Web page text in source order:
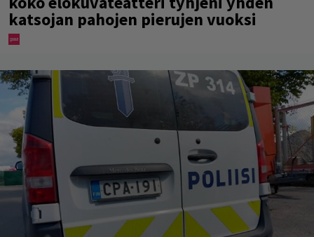
katsojan pahojen pierujen vuoksi